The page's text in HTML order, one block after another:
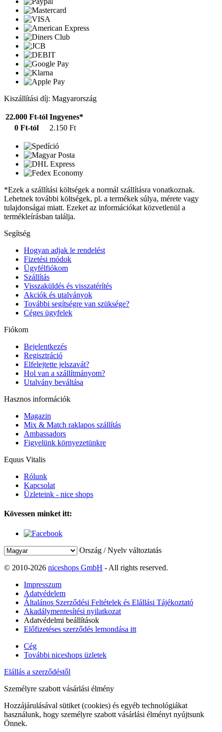
Kiszállítási díj: Magyarország
22.000 Ft-tól Ingyenes*
0 Ft-tól
2.150 Ft
*Ezek a szállítási költségek a normál szállításra vonatkoznak.
Lehetnek további költségek, pl. a termékek súlya, mérete vagy
tulajdonságai miatt. Ezeket az információkat közvetlenül a
termékleírásban találja.
Segítség
Hogyan adjak le rendelést
Fizetési módok
Ügyfélfiókom
Szállítás
Visszaküldés és visszatérítés
Akciók és utalványok
További segítségre van szüksége?
Céges ügyfelek
Fiókom
Bejelentkezés
Regisztráció
Elfelejtette jelszavát?
Hol van a szállítmányom?
Utalvány beváltása
Hasznos információk
Magazin
Mix & Match raklapos szállítás
Ambassadors
Figyelünk környezetünkre
Equus Vitalis
Rólunk
Kapcsolat
Üzleteink - nice shops
Kövessen minket itt:
Ország / Nyelv változtatás
© 2010-2026 niceshops GmbH - All rights reserved.
Impresszum
Adatvédelem
Általános Szerződési Feltételek és Elállási Tájékoztató
Akadálymentesítési nyilatkozat
Adatvédelmi beállítások
Előfizetéses szerződés lemondása itt
Cég
További niceshops üzletek
Elállás a szerződéstől
Személyre szabott vásárlási élmény
Hozzájárulásával sütiket (cookies) és egyéb technológiákat
használunk, hogy személyre szabott vásárlási élményt nyújtsunk
Önnek.